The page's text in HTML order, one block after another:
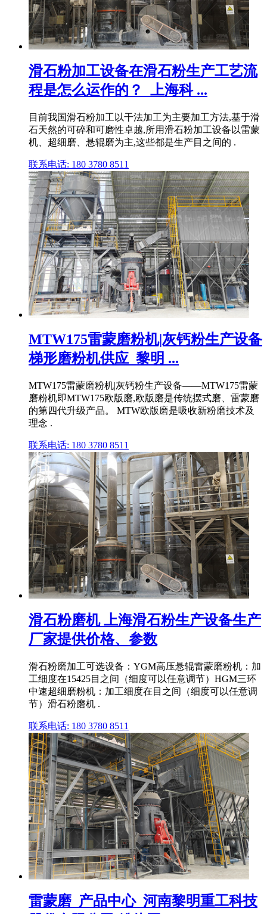
滑石粉加工设备在滑石粉生产工艺流
程是怎么运作的？_上海科 ...
目前我国滑石粉加工以干法加工为主要加工方法,基于滑
石天然的可碎和可磨性卓越,所用滑石粉加工设备以雷蒙
机、超细磨、悬辊磨为主,这些都是生产目之间的 .
联系电话: 180 3780 8511
MTW175雷蒙磨粉机|灰钙粉生产设备
梯形磨粉机供应_黎明 ...
MTW175雷蒙磨粉机|灰钙粉生产设备——MTW175雷蒙
磨粉机即MTW175欧版磨,欧版磨是传统摆式磨、雷蒙磨
的第四代升级产品。 MTW欧版磨是吸收新粉磨技术及
理念 .
联系电话: 180 3780 8511
滑石粉磨机 上海滑石粉生产设备生产
厂家提供价格、参数
滑石粉磨加工可选设备：YGM高压悬辊雷蒙磨粉机：加
工细度在15425目之间（细度可以任意调节）HGM三环
中速超细磨粉机：加工细度在目之间（细度可以任意调
节）滑石粉磨机 .
联系电话: 180 3780 8511
雷蒙磨_产品中心_河南黎明重工科技